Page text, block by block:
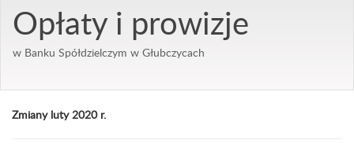
Opłaty i prowizje
w Banku Spółdzielczym w Głubczycach
Zmiany luty 2020 r.